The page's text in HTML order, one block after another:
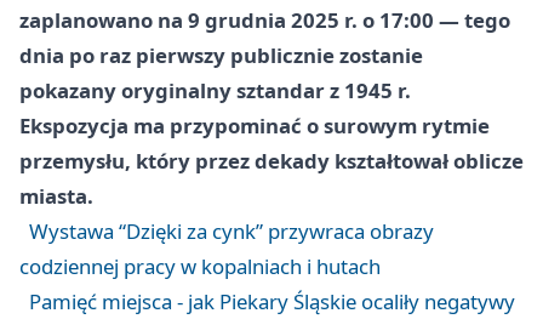
zaplanowano na 9 grudnia 2025 r. o 17:00 — tego
dnia po raz pierwszy publicznie zostanie
pokazany oryginalny sztandar z 1945 r.
Ekspozycja ma przypominać o surowym rytmie
przemysłu, który przez dekady kształtował oblicze
miasta.
Wystawa “Dzięki za cynk” przywraca obrazy
codziennej pracy w kopalniach i hutach
Pamięć miejsca - jak Piekary Śląskie ocaliły negatywy